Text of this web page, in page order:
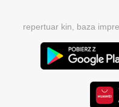
repertuar kin, baza